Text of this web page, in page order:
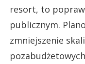
resort, to
publicznym.
zmniejszenie